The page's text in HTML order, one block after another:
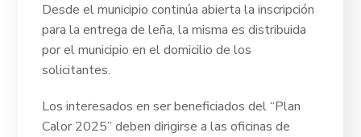
Desde el municipio continúa abierta la inscripción
para la entrega de leña, la misma es distribuida
por el municipio en el domicilio de los
solicitantes.
Los interesados en ser beneficiados del “Plan
Calor 2025” deben dirigirse a las oficinas de